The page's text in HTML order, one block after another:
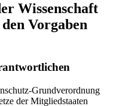
Wissenschaft
Vorgaben
Grundverordnung
der Mitgliedstaaten